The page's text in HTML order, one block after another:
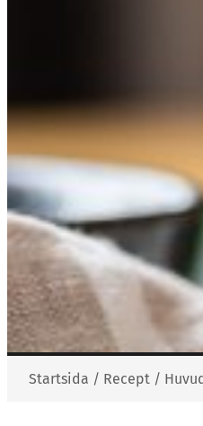
Startsida / Recept /